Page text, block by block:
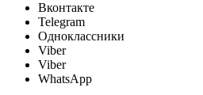
Вконтакте
Telegram
Одноклассники
Viber
Viber
WhatsApp